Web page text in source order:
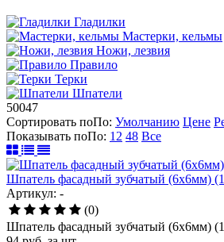
Гладилки
Мастерки, кельмы
Ножи, лезвия
Правило
Терки
Шпатели
50047
Сортировать поПо: Умолчанию Цене
Показывать поПо: 12 48 Все
Шпатель фасадный зубчатый (6х6мм)
Артикул: -
(0)
Шпатель фасадный зубчатый (6х6мм)